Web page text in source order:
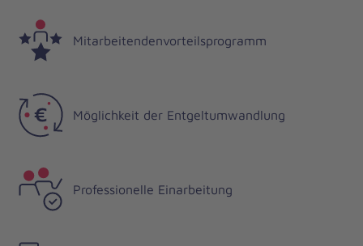
Mitarbeitendenvorteilsprogramm
Möglichkeit der Entgeltumwandlung
Professionelle Einarbeitung